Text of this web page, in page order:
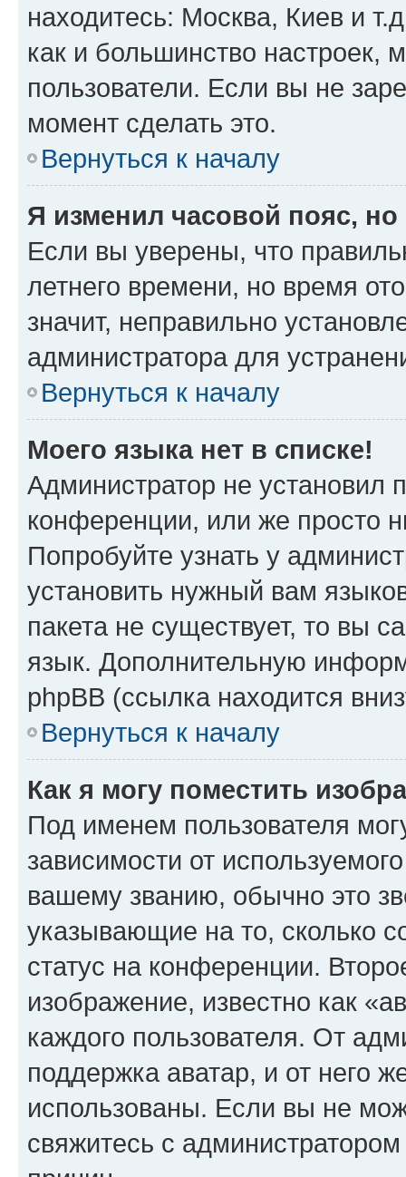
находитесь: Москва, Киев и
как и большинство настроек,
пользователи. Если вы не
момент сделать это.
Вернуться к началу
Я изменил часовой пояс,
Если вы уверены, что
летнего времени, но время
значит, неправильно
администратора для
Вернуться к началу
Моего языка нет в списке!
Администратор не установил
конференции, или же просто
Попробуйте узнать у
установить нужный вам
пакета не существует, то вы
язык. Дополнительную
phpBB (ссылка находится
Вернуться к началу
Как я могу поместить
Под именем пользователя
зависимости от
вашему званию, обычно это
указывающие на то, сколько
статус на конференции.
изображение, известно как
каждого пользователя. От
поддержка аватар, и от него
использованы. Если вы не
свяжитесь с